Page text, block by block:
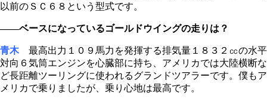
以前のＳＣ６８という型式です。
――ベースになっているゴールドウイングの走りは？
青木最高出力１０９馬力を発揮する排気量１８３２㏄の水平
対向６気筒エンジンを心臓部に持ち、アメリカでは大陸横断な
ど長距離ツーリングに使われるグランドツアラーです。僕もア
メリカで乗りましたが、乗り心地は最高です。